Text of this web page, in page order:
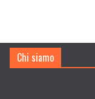
Chi siamo